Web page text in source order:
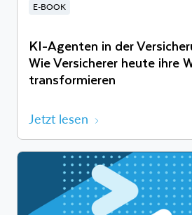
E-BOOK
KI-Agenten in der
Wie Versicherer heute ihre
transformieren
Jetzt lesen